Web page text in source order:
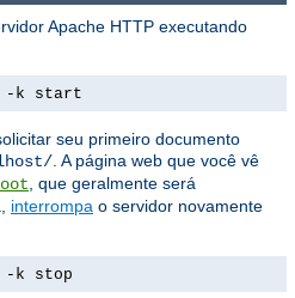
Apache HTTP executando
-k start
seu primeiro documento
. A página web que você vê
, que geralmente será
interrompa o servidor novamente
-k stop